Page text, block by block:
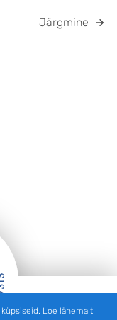
Järgmine
Loe lähemalt